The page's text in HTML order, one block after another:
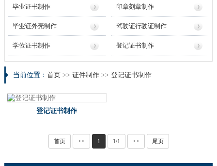
毕业证书制作 印章刻章制作
毕业证外壳制作 驾驶证行驶证制作
学位证书制作 登记证书制作
当前位置： 首页 >> 证件制作>> 登记证书制作
登记证书制作
首页 << 1 1/1 >> 尾页